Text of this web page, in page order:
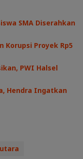
SMA Diserahkan
Korupsi Proyek Rp5
PWI Halsel
Hendra Ingatkan